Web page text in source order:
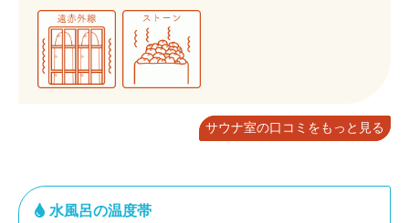
サウナ室の口コミをもっと見る
水風呂の温度帯